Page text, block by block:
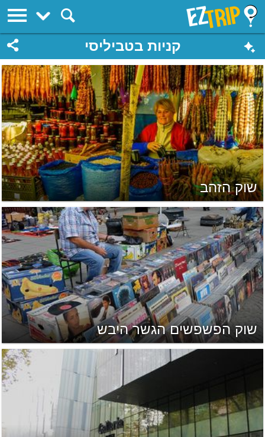
EZTrip
קניות בטביליסי
שוק הזהב
שוק הפשפשים הגשר היבש